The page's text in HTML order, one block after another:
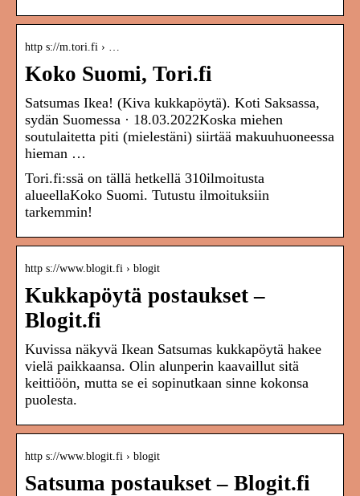
http s://m.tori.fi › …
Koko Suomi, Tori.fi
Satsumas Ikea! (Kiva kukkapöytä). Koti Saksassa,
sydän Suomessa · 18.03.2022Koska miehen
soutulaitetta piti (mielestäni) siirtää makuuhuoneessa
hieman …
Tori.fi:ssä on tällä hetkellä 310ilmoitusta
alueellaKoko Suomi. Tutustu ilmoituksiin
tarkemmin!
http s://www.blogit.fi › blogit
Kukkapöytä postaukset –
Blogit.fi
Kuvissa näkyvä Ikean Satsumas kukkapöytä hakee
vielä paikkaansa. Olin alunperin kaavaillut sitä
keittiöön, mutta se ei sopinutkaan sinne kokonsa
puolesta.
http s://www.blogit.fi › blogit
Satsuma postaukset – Blogit.fi